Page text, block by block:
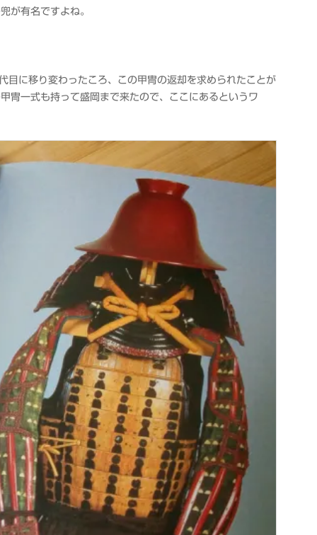
が有名ですよね。
に移り変わったころ、この甲冑の返却を求められたことが
冑一式も持って盛岡まで来たので、ここにあるというワ